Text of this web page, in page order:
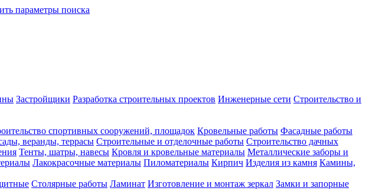
параметры поиска
Застройщики Разработка строительных проектов Инженерные сети Строительство и
спортивных сооружений, площадок Кровельные работы Фасадные работы
веранды, террасы Строительные и отделочные работы Строительство дачных
Тенты, шатры, навесы Кровля и кровельные материалы Металлические заборы и
Лакокрасочные материалы Пиломатериалы Кирпич Изделия из камня Камины,
Столярные работы Ламинат Изготовление и монтаж зеркал Замки и запорные